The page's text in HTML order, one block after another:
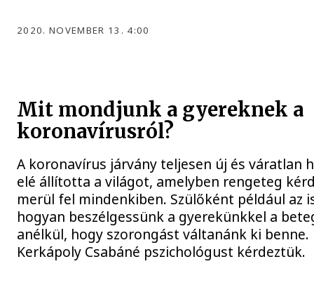
2020. NOVEMBER 13. 4:00
Mit mondjunk a gyereknek a
koronavírusról?
A koronavírus járvány teljesen új és váratlan
elé állította a világot, amelyben rengeteg
merül fel mindenkiben. Szülőként például az
hogyan beszélgessünk a gyerekünkkel a
anélkül, hogy szorongást váltanánk ki benne.
Kerkápoly Csabáné pszichológust kérdeztük.